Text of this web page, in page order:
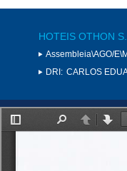
HOTEIS OTHON
Assembleia\AGO/
DRI: CARLOS